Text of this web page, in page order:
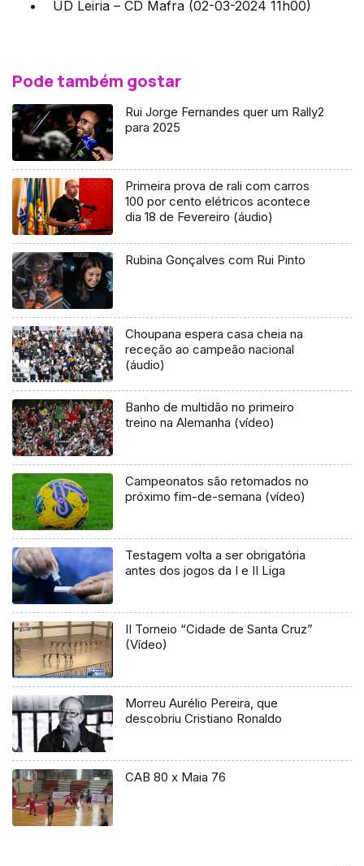
UD Leiria – CD Mafra (02-03-2024 11h00)
Pode também gostar
Rui Jorge Fernandes quer um Rally2
para 2025
Primeira prova de rali com carros
100 por cento elétricos acontece
dia 18 de Fevereiro (áudio)
Rubina Gonçalves com Rui Pinto
Choupana espera casa cheia na
receção ao campeão nacional
(áudio)
Banho de multidão no primeiro
treino na Alemanha (vídeo)
Campeonatos são retomados no
próximo fim-de-semana (vídeo)
Testagem volta a ser obrigatória
antes dos jogos da I e II Liga
II Torneio “Cidade de Santa Cruz”
(Vídeo)
Morreu Aurélio Pereira, que
descobriu Cristiano Ronaldo
CAB 80 x Maia 76